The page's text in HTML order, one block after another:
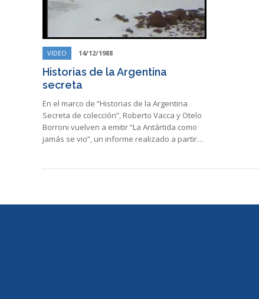
VIDEO 14/12/1988
Historias de la Argentina
secreta
En el marco de “Historias de la Argentina
Secreta de colección”, Roberto Vacca y Otelo
Borroni vuelven a emitir “La Antártida como
jamás se vio”, un informe realizado a partir…